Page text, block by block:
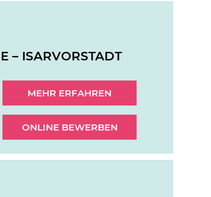
– ISARVORSTADT
MEHR ERFAHREN
ONLINE BEWERBEN